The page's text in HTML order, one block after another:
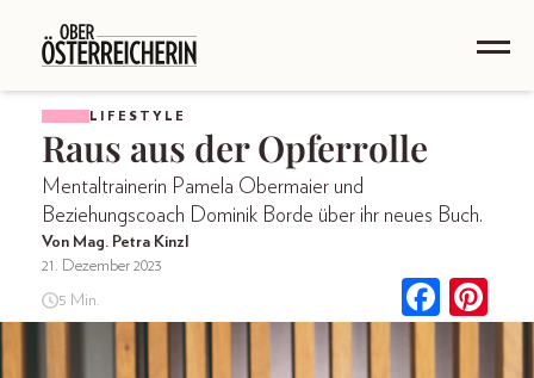
LIFESTYLE
Raus aus der Opferrolle
Mentaltrainerin Pamela Obermaier und
Beziehungscoach Dominik Borde über ihr neues Buch.
Von Mag. Petra Kinzl
21. Dezember 2023
5 Min.